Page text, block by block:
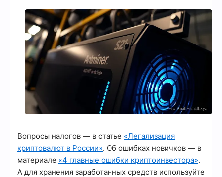
Вопросы налогов — в статье «Легализация
криптовалют в России». Об ошибках новичков — в
материале «4 главные ошибки криптоинвестора».
А для хранения заработанных средств используйте